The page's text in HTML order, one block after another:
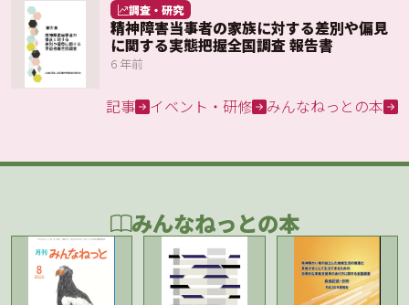
調査・研究
精神障害当事者の家族に対する差別や偏見
に関する実態把握全国調査 報告書
6 年前
記事 イベント・研修 みんなねっとの本
みんなねっとの本